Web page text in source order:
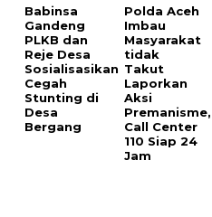
Babinsa
Gandeng
PLKB dan
Reje Desa
Sosialisasikan
Cegah
Stunting di
Desa
Bergang
Polda Aceh
Imbau
Masyarakat
tidak
Takut
Laporkan
Aksi
Premanisme,
Call Center
110 Siap 24
Jam